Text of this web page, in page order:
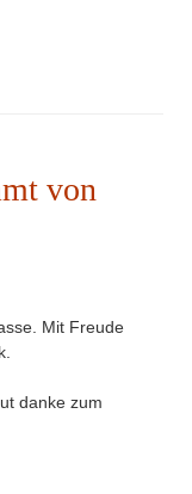
von
Mit Freude
danke zum